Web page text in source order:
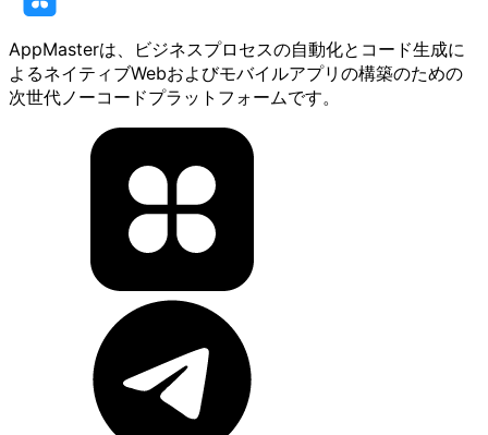
AppMasterは、ビジネスプロセスの自動化とコード生成に
よるネイティブWebおよびモバイルアプリの構築のための
次世代ノーコードプラットフォームです。